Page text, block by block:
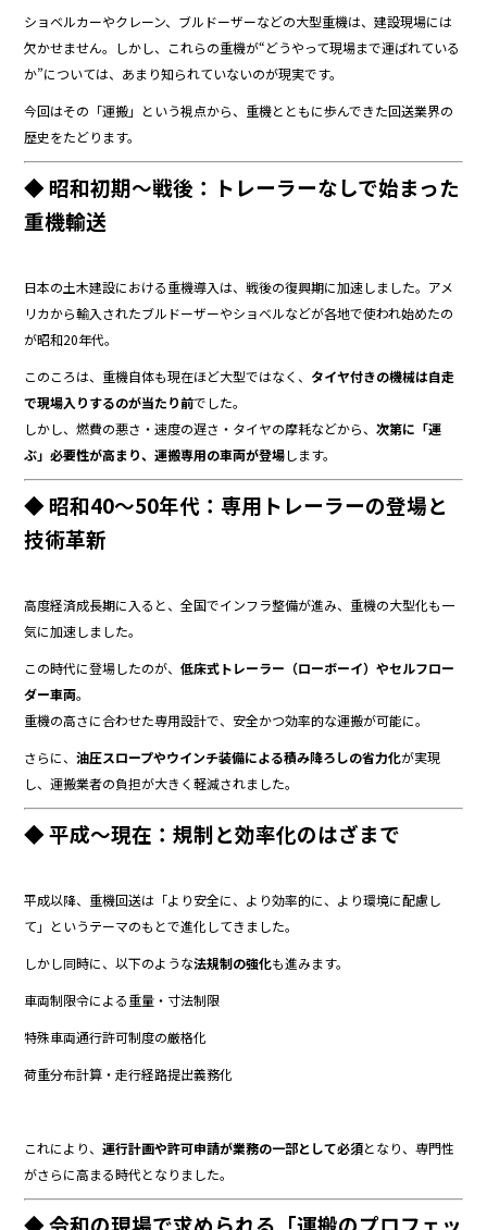
ショベルカーやクレーン、ブルドーザーなどの大型重機は、建設現場には
欠かせません。しかし、これらの重機が“どうやって現場まで運ばれている
か”については、あまり知られていないのが現実です。
今回はその「運搬」という視点から、重機とともに歩んできた回送業界の
歴史をたどります。
◆ 昭和初期〜戦後：トレーラーなしで始まった
重機輸送
日本の土木建設における重機導入は、戦後の復興期に加速しました。アメ
リカから輸入されたブルドーザーやショベルなどが各地で使われ始めたの
が昭和20年代。
このころは、重機自体も現在ほど大型ではなく、 タイヤ付きの機械は自走
で現場入りするのが当たり前でした。
しかし、燃費の悪さ・速度の遅さ・タイヤの摩耗などから、次第に「運
ぶ」必要性が高まり、運搬専用の車両が登場します。
◆ 昭和40〜50年代：専用トレーラーの登場と
技術革新
高度経済成長期に入ると、全国でインフラ整備が進み、重機の大型化も一
気に加速しました。
この時代に登場したのが、低床式トレーラー（ローボーイ）やセルフロー
ダー車両。
重機の高さに合わせた専用設計で、安全かつ効率的な運搬が可能に。
さらに、油圧スロープやウインチ装備による積み降ろしの省力化が実現
し、運搬業者の負担が大きく軽減されました。
◆ 平成〜現在：規制と効率化のはざまで
平成以降、重機回送は「より安全に、より効率的に、より環境に配慮し
て」というテーマのもとで進化してきました。
しかし同時に、以下のような法規制の強化も進みます。
車両制限令による重量・寸法制限
特殊車両通行許可制度の厳格化
荷重分布計算・走行経路提出義務化
これにより、運行計画や許可申請が業務の一部として必須となり、専門性
がさらに高まる時代となりました。
◆ 令和の現場で求められる「運搬のプロフェッ